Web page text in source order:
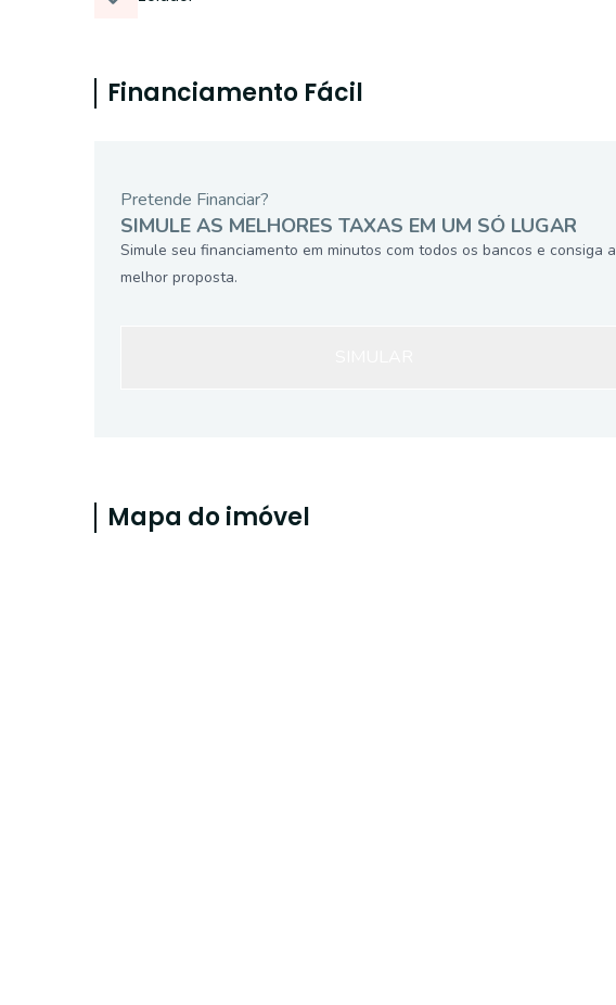
Financiamento Fácil
Pretende Financiar?
SIMULE AS MELHORES TAXAS EM UM SÓ LUGAR
Simule seu financiamento em minutos com todos os bancos e consiga a
melhor proposta.
Mapa do imóvel